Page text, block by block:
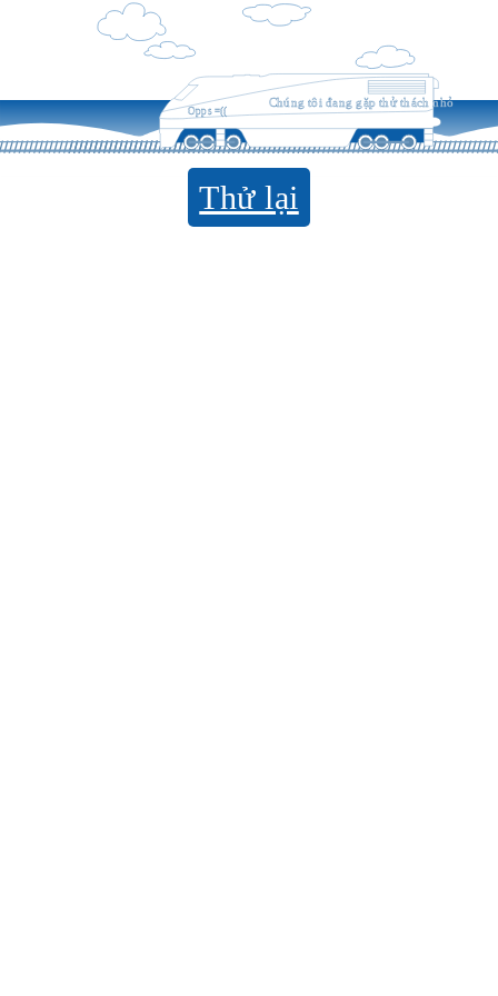
Opps =((
Chúng tôi đang gặp thử thách nhỏ
Thử lại